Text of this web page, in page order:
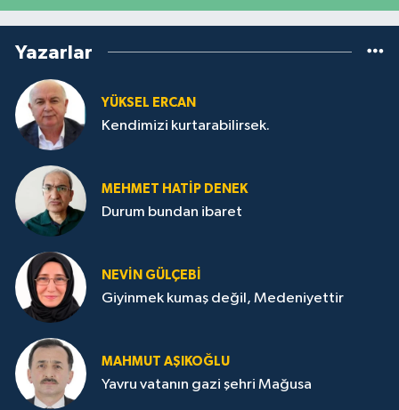
Yazarlar
YÜKSEL ERCAN
Kendimizi kurtarabilirsek.
MEHMET HATİP DENEK
Durum bundan ibaret
NEVİN GÜLÇEBİ
Giyinmek kumaş değil, Medeniyettir
MAHMUT AŞIKOĞLU
Yavru vatanın gazi şehri Mağusa